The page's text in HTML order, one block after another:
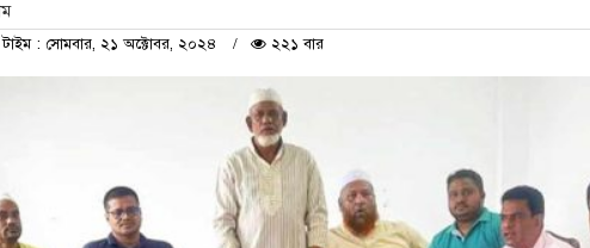
: সোমবার, ২১ অক্টোবর, ২০২৪ ২২১ বার